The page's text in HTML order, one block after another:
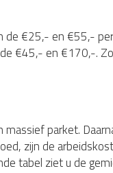
de €25,- en €55,-
€45,- en €170,-.
parket.
zijn de
tabel ziet u de